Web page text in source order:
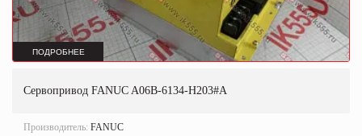
ПОДРОБНЕЕ
Сервопривод FANUC A06B-6134-H203#A
Производитель: FANUC